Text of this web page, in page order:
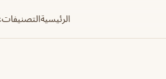
الرئيسيةالتصنيفات